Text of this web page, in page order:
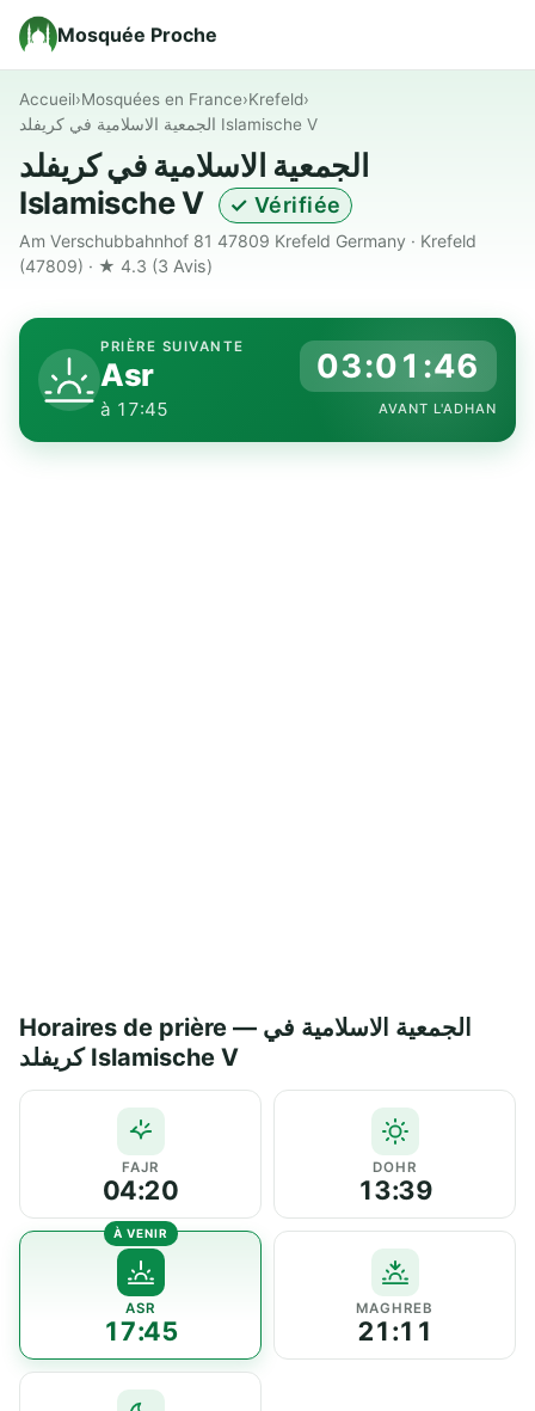
Mosquée Proche
Accueil›Mosquées en France›Krefeld›
الجمعية الاسلامية في كريفلد Islamische V
الجمعية الاسلامية في كريفلد
Islamische V
✓ Vérifiée
Am Verschubbahnhof 81 47809 Krefeld Germany · Krefeld
(47809) · ★ 4.3 (3 Avis)
PRIÈRE SUIVANTE
Asr
à 17:45
03:01:45
AVANT L'ADHAN
Horaires de prière — الجمعية الاسلامية في
كريفلد Islamische V
FAJR
04:20
DOHR
13:39
ASR
17:45
MAGHREB
21:11